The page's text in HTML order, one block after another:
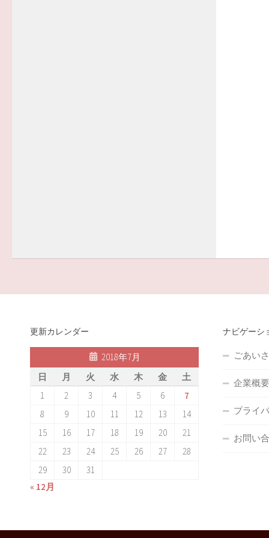
更新カレンダー
2018年7月
日
月 火 水 木 金
土
1
2 3 4 5 6
7
8
9 10 11 12 13
14
15
16 17 18 19 20
21
22
23 24 25 26 27
28
29
30
31
« 12月
ナビゲーシ
ごあい
企業概要
プライ
お問い